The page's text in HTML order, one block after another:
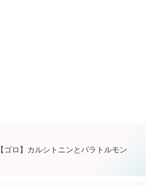
【ゴロ】カルシトニンとパラトルモン